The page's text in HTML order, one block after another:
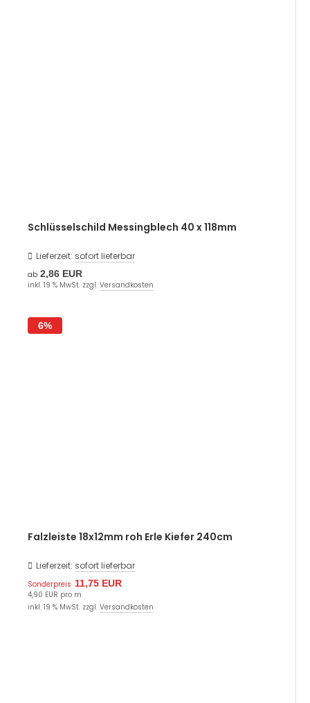
Schlüsselschild Messingblech 40 x 118mm
Lieferzeit: sofort lieferbar
ab 2,86 EUR
inkl. 19 % MwSt. zzgl. Versandkosten
Falzleiste 18x12mm roh Erle Kiefer 240cm
Lieferzeit: sofort lieferbar
Sonderpreis 11,75 EUR
6%
4,90 EUR pro m
inkl. 19 % MwSt. zzgl. Versandkosten